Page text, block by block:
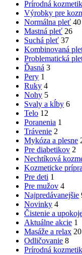
Prírodná
Výrobky pre
Normálna pleť 40
Mastná pleť 26
Suchá pleť 37
Kombinovaná
Problematická
Ďasná 3
Pery 1
Ruky 4
Nohy 5
Svaly a kĺby 6
Telo 12
Poranenia 1
Trávenie 2
Mykóza a plesne
Pre diabetikov 2
Nechtíková
Kozmeticke
Pre deti 1
Pre mužov 4
Najpredávanejšie
Novinky 4
Čistenie a
Aktuálne akcie 1
Masáže a relax 20
Odličovanie 8
Prírodná